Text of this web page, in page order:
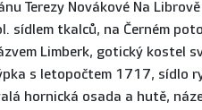
Terezy Novákové Na
sídlem tkalců, na Černém
Limberk, gotický kostel
s letopočtem 1717, sídlo
hornická osada a hutě,